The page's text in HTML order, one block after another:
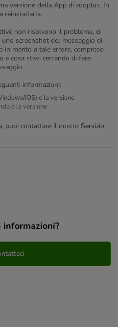
versione della App di zooplus. In
reinstallarla.
non risolvono il problema, ci
screenshot del messaggio di
in merito a tale errore, compreso
e cosa stavi cercando di fare
informazioni:
iOS) e la versione
e la versione
puoi contattare il nostro Servizio